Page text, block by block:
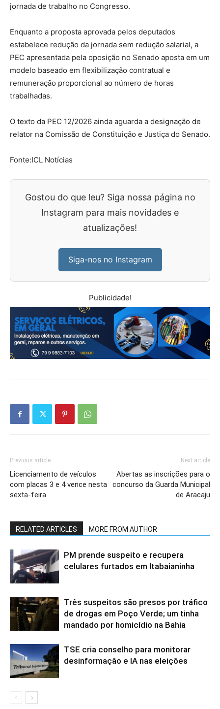
jornada de trabalho no Congresso.
Enquanto a proposta aprovada pelos deputados
estabelece redução da jornada sem redução salarial, a
PEC apresentada pela oposição no Senado aposta em um
modelo baseado em flexibilização contratual e
remuneração proporcional ao número de horas
trabalhadas.
O texto da PEC 12/2026 ainda aguarda a designação de
relator na Comissão de Constituição e Justiça do Senado.
Fonte:ICL Notícias
Gostou do que leu? Siga nossa página no
Instagram para mais novidades e
atualizações!
Siga-nos no Instagram
Publicidade!
Previous article
Licenciamento de veículos
com placas 3 e 4 vence nesta
sexta-feira
Next article
Abertas as inscrições para o
concurso da Guarda Municipal
de Aracaju
RELATED ARTICLES MORE FROM AUTHOR
PM prende suspeito e recupera
celulares furtados em Itabaianinha
Três suspeitos são presos por tráfico
de drogas em Poço Verde; um tinha
mandado por homicídio na Bahia
TSE cria conselho para monitorar
desinformação e IA nas eleições